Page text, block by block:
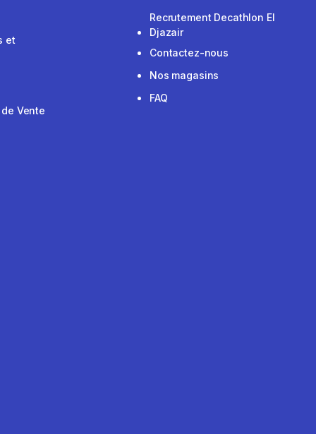
et
Vente
Recrutement Decathlon El
Djazair
Contactez-nous
Nos magasins
FAQ